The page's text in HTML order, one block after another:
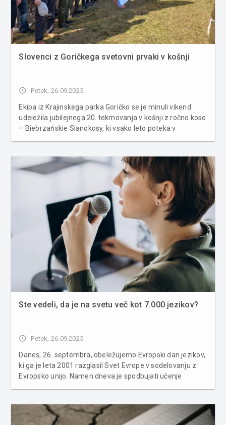
Slovenci z Goričkega svetovni prvaki v košnji
access_time Petek, 26.09.2025
Ekipa iz Krajinskega parka Goričko se je minuli vikend
udeležila jubilejnega 20. tekmovanja v košnji z ročno koso
– Biebrzańskie Sianokosy, ki vsako leto poteka v
travnikov, je letos priv...
Ste vedeli, da je na svetu več kot 7.000 jezikov?
access_time Petek, 26.09.2025
Danes, 26. septembra, obeležujemo Evropski dan jezikov,
ki ga je leta 2001 razglasil Svet Evrope v sodelovanju z
Evropsko unijo. Namen dneva je spodbujati učenje
približno 7.000 ži...